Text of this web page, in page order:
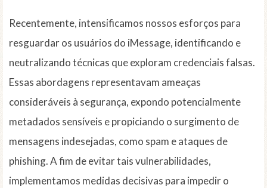
Recentemente, intensificamos nossos esforços para
resguardar os usuários do iMessage, identificando e
neutralizando técnicas que exploram credenciais falsas.
Essas abordagens representavam ameaças
consideráveis à segurança, expondo potencialmente
metadados sensíveis e propiciando o surgimento de
mensagens indesejadas, como spam e ataques de
phishing. A fim de evitar tais vulnerabilidades,
implementamos medidas decisivas para impedir o